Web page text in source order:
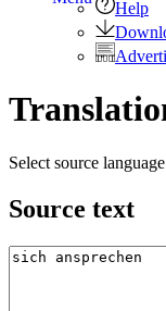
Help
Select source language
Source text